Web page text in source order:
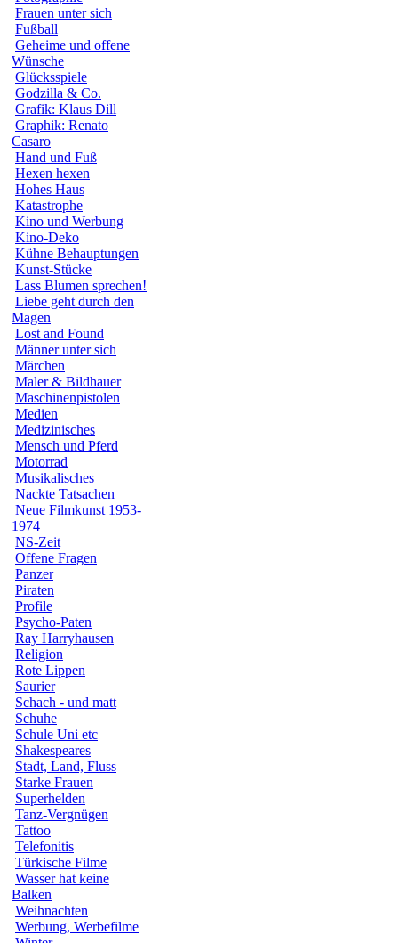
Frauen unter sich
Fußball
Geheime und offene
Wünsche
Glücksspiele
Godzilla & Co.
Grafik: Klaus Dill
Graphik: Renato
Casaro
Hand und Fuß
Hexen hexen
Hohes Haus
Katastrophe
Kino und Werbung
Kino-Deko
Kühne Behauptungen
Kunst-Stücke
Lass Blumen sprechen!
Liebe geht durch den
Magen
Lost and Found
Männer unter sich
Märchen
Maler & Bildhauer
Maschinenpistolen
Medien
Medizinisches
Mensch und Pferd
Motorrad
Musikalisches
Nackte Tatsachen
Neue Filmkunst 1953-
1974
NS-Zeit
Offene Fragen
Panzer
Piraten
Profile
Psycho-Paten
Ray Harryhausen
Religion
Rote Lippen
Saurier
Schach - und matt
Schuhe
Schule Uni etc
Shakespeares
Stadt, Land, Fluss
Starke Frauen
Superhelden
Tanz-Vergnügen
Tattoo
Telefonitis
Türkische Filme
Wasser hat keine
Balken
Weihnachten
Werbung, Werbefilme